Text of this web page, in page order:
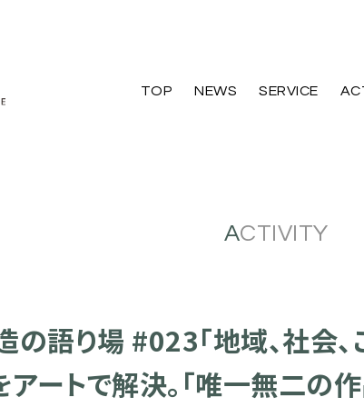
TOP NEWS SERVICE
ACTIVITY
の語り場 #023「地域、社会
ートで解決。「唯一無二の作